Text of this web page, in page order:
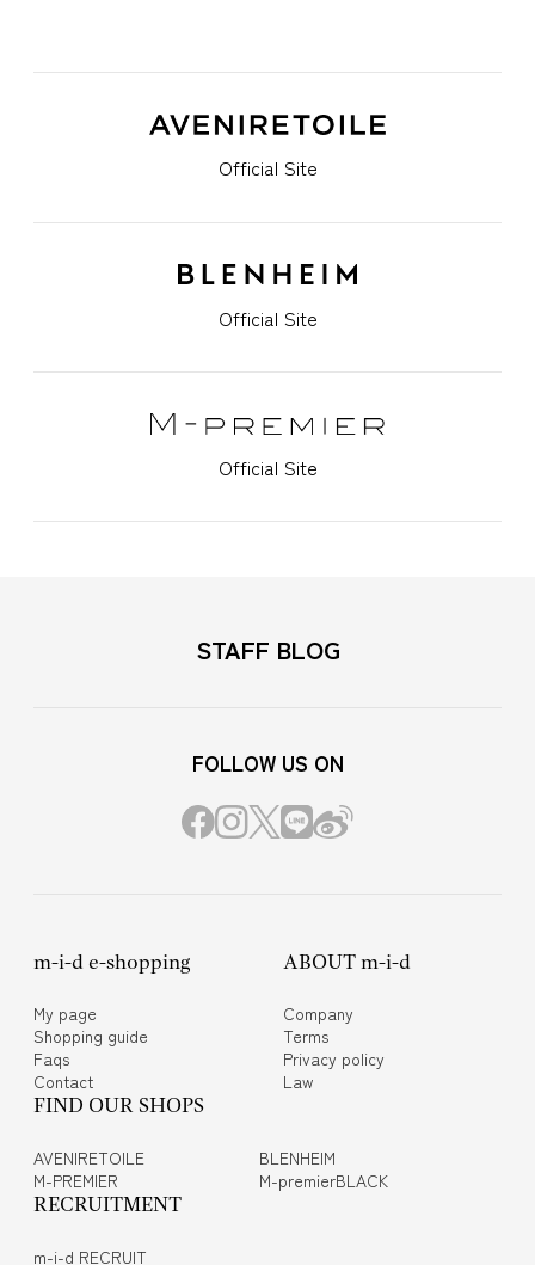
Official Site
Official Site
Official Site
STAFF BLOG
FOLLOW US ON
m-i-d e-shopping
My page
Shopping guide
Faqs
Contact
ABOUT m-i-d
Company
Terms
Privacy policy
Law
FIND OUR SHOPS
AVENIRETOILE
BLENHEIM
M-PREMIER
M-premierBLACK
RECRUITMENT
m-i-d RECRUIT